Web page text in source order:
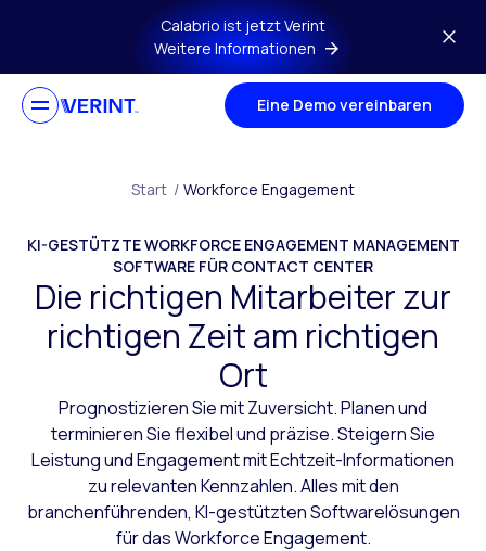
Zurück zum Hauptinhalt
Calabrio ist jetzt Verint
Weitere Informationen
Eine Demo vereinbaren
Start / Workforce Engagement
KI-GESTÜTZTE WORKFORCE ENGAGEMENT MANAGEMENT
SOFTWARE FÜR CONTACT CENTER
Die richtigen Mitarbeiter zur
richtigen Zeit am richtigen
Ort
Prognostizieren Sie mit Zuversicht. Planen und
terminieren Sie flexibel und präzise. Steigern Sie
Leistung und Engagement mit Echtzeit-Informationen
zu relevanten Kennzahlen. Alles mit den
branchenführenden, KI-gestützten Softwarelösungen
für das Workforce Engagement.